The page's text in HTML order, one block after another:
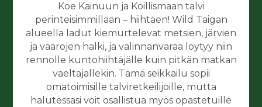
Koe Kainuun ja Koillismaan talvi
perinteisimmillään – hiihtäen! Wild Taigan
alueella ladut kiemurtelevat metsien, järvien
ja vaarojen halki, ja valinnanvaraa löytyy niin
rennolle kuntohiihtäjälle kuin pitkän matkan
vaeltajallekin. Tämä seikkailu sopii
omatoimisille talviretkeilijöille, mutta
halutessasi voit osallistua myös opastetuille